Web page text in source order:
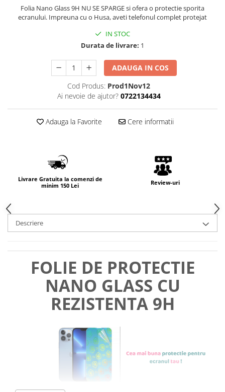
Folia Nano Glass 9H NU SE SPARGE si ofera o protectie sporita
ecranului. Impreuna cu o Husa, aveti telefonul complet protejat
IN STOC
Durata de livrare: 1
ADAUGA IN COS
Cod Produs: Prod1Nov12
Ai nevoie de ajutor? 0722134434
Adauga la Favorite Cere informatii
Livrare Gratuita la comenzi de
minim 150 Lei
Review-uri
Descriere
FOLIE DE PROTECTIE
NANO GLASS CU
REZISTENTA 9H